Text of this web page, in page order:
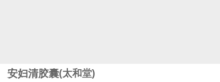
安妇清胶囊(太和堂)